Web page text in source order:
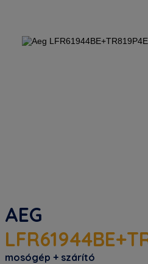
AEG
mosógép + szárító